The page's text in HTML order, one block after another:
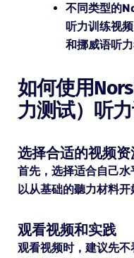
不同类型的
听力训练视
和挪威语听力
如何使用
力测试）听
选择合适的视频资
首先，选择适合自己
以从基础的聽力材料开
观看视频和实践
观看视频时，建议先